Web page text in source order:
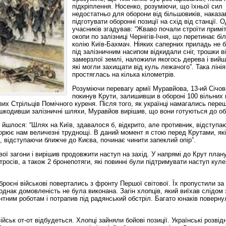
підкріплення. Носенко, розуміючи, що їхньої сил
недостатньо для оборони від більшовиків,
підготувати оборонні позиції на схід від станції.
учасників згадував: “Жваво почали строїти
окопи по залізниці Чернігів-Ічня, що перетинає
колію Київ-Бахмач. Ніяких саперних приладь не
під залізничним насипом відкидали сніг, трошки
замерзлої землі, наложили якогось дерева і
які могли захищати від куль лежачого”. Така
простяглась на кілька кілометрів.
Розуміючи перевагу армії Муравйова, 13-ий
покинув Крути, залишивши в обороні 100 вільних
Стрільців Помічного куреня. Після того, як українці намагались
залізничні шляхи, Муравйов вирішив, що вони готуються до
“Шлях на Київ, здавалося б, відкрито, але противник,
нам величезні труднощі. В даний момент я стою перед Крутами,
ближче до Києва, починає чинити запеклий опір”.
загони і вирішив продовжити наступ на захід. У напрямі до Крут
а також 2 бронепотяги, які повинні були підтримувати наступ
військові повертались з фронту Першої світової. Їх пропустили за
домовленість не була виконана. Загін хлопців, який виїхав слідом
роботам і потрапив під радянський обстріл. Багато юнаків
от-от відбудеться. Хлопці зайняли бойові позиції. Українські